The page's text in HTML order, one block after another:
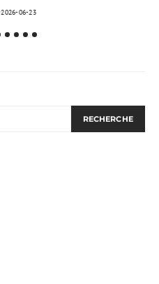
2026-06-23
RECHERCHE